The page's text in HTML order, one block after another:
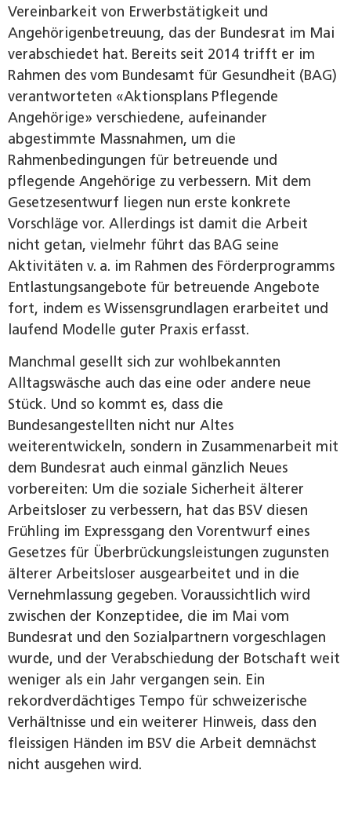
Vereinbarkeit von Erwerbstätigkeit und
Angehörigenbetreuung, das der Bundesrat im Mai
verabschiedet hat. Bereits seit 2014 trifft er im
Rahmen des vom Bundesamt für Gesundheit (BAG)
verantworteten «Aktionsplans Pflegende
Angehörige» verschiedene, aufeinander
abgestimmte Massnahmen, um die
Rahmenbedingungen für betreuende und
pflegende Angehörige zu verbessern. Mit dem
Gesetzesentwurf liegen nun erste konkrete
Vorschläge vor. Allerdings ist damit die Arbeit
nicht getan, vielmehr führt das BAG seine
Aktivitäten v. a. im Rahmen des Förderprogramms
Entlastungsangebote für betreuende Angebote
fort, indem es Wissensgrundlagen erarbeitet und
laufend Modelle guter Praxis erfasst.
Manchmal gesellt sich zur wohlbekannten
Alltagswäsche auch das eine oder andere neue
Stück. Und so kommt es, dass die
Bundesangestellten nicht nur Altes
weiterentwickeln, sondern in Zusammenarbeit mit
dem Bundesrat auch einmal gänzlich Neues
vorbereiten: Um die soziale Sicherheit älterer
Arbeitsloser zu verbessern, hat das BSV diesen
Frühling im Expressgang den Vorentwurf eines
Gesetzes für Über­brückungsleistungen zugunsten
älterer Arbeits­loser ausgearbeitet und in die
Vernehmlassung gegeben. Voraussichtlich wird
zwischen der Konzeptidee, die im Mai vom
Bundesrat und den Sozialpartnern vorgeschlagen
wurde, und der Verabschiedung der Botschaft weit
weniger als ein Jahr vergangen sein. Ein
rekordverdächtiges Tempo für schweizerische
Verhältnisse und ein weiterer Hinweis, dass den
fleissigen Händen im BSV die Arbeit demnächst
nicht ausgehen wird.